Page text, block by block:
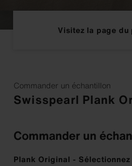
Visitez la page du
Commander un échantillon
Swisspearl Plank
Commander un
Plank Original -